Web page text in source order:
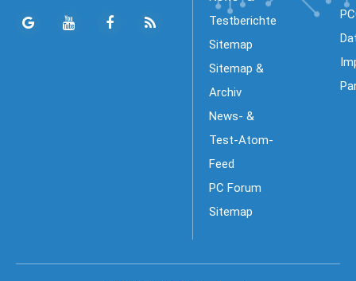
Testberichte
Sitemap
Sitemap &
Archiv
News- &
Test-Atom-
Feed
PC Forum
Sitemap